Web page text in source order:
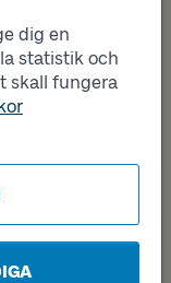
dig en
statistik och
skall fungera